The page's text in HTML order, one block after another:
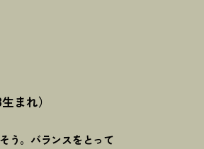
まれ）
う。バランスをとって